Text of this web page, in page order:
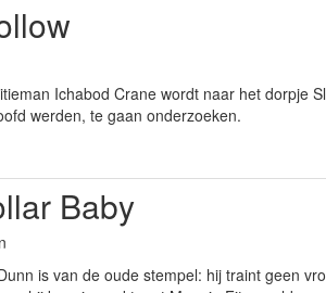
Ichabod Crane wordt naar het dorpje
werden, te gaan onderzoeken.
Baby
is van de oude stempel: hij traint geen